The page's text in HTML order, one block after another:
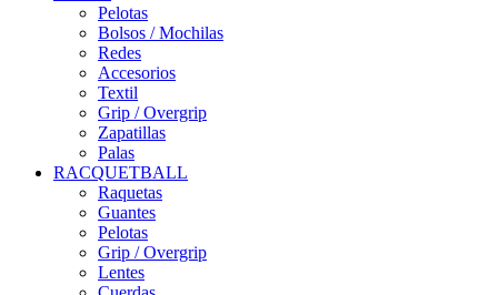
Pelotas
Bolsos / Mochilas
Redes
Accesorios
Textil
Grip / Overgrip
Zapatillas
Palas
RACQUETBALL
Raquetas
Guantes
Pelotas
Grip / Overgrip
Lentes